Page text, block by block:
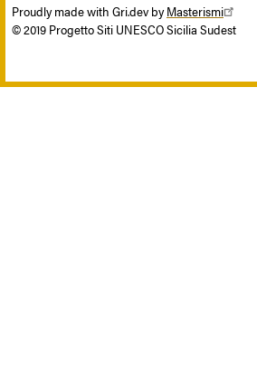
Proudly made with Gri.dev byMasterismi
© 2019 Progetto Siti UNESCO Sicilia Sudest